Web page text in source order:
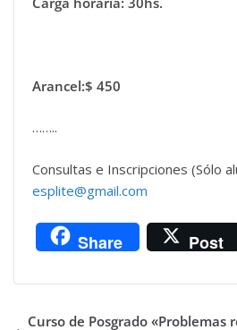
Arancel:$ 450
……..
Consultas e Inscripciones (Sólo
esplite@gmail.com
Share Post
Curso de Posgrado «Problemas